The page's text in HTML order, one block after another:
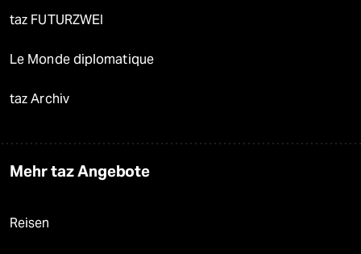
taz FUTURZWEI
Le Monde diplomatique
taz Archiv
Mehr taz Angebote
Reisen